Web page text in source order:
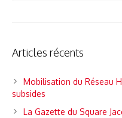
Articles récents
Mobilisation du Réseau
subsides
La Gazette du Square